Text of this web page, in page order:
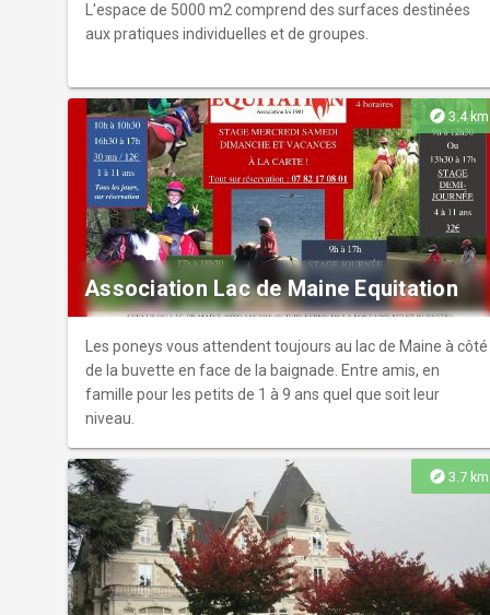
L'espace de 5000 m2 comprend des surfaces destinées
aux pratiques individuelles et de groupes.
explore 3.4 km
Association Lac de Maine Equitation
Les poneys vous attendent toujours au lac de Maine à côté
de la buvette en face de la baignade. Entre amis, en
famille pour les petits de 1 à 9 ans quel que soit leur
niveau.
explore 3.7 km